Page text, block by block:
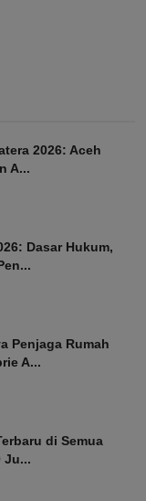
2026: Aceh
A...
Dasar Hukum,
Penjaga Rumah
A...
di Semua
Ju...